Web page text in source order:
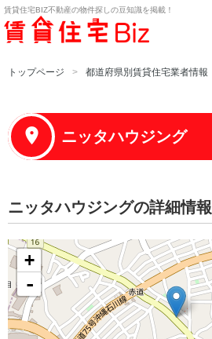
賃貸住宅BIZ不動産の物件探しの豆知識を掲載！
トップページ 都道府県別賃貸住宅業者情報
ニッタハウジング
ニッタハウジングの詳細情報
+
-